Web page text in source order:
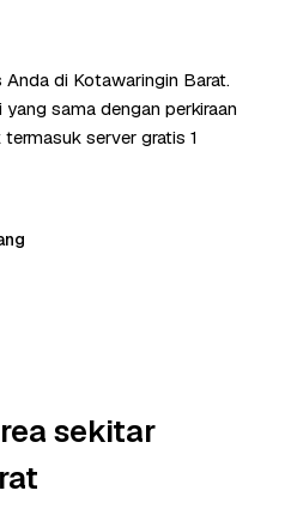
di Kotawaringin Barat.
sama dengan perkiraan
server gratis 1
sekitar